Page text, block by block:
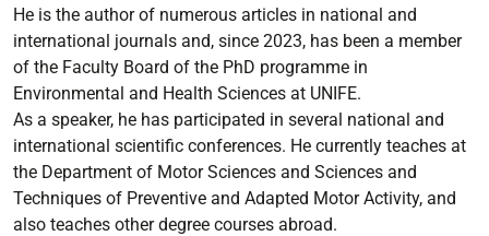
He is the author of numerous articles in national and
international journals and, since 2023, has been a member
of the Faculty Board of the PhD programme in
Environmental and Health Sciences at UNIFE.
As a speaker, he has participated in several national and
international scientific conferences. He currently teaches at
the Department of Motor Sciences and Sciences and
Techniques of Preventive and Adapted Motor Activity, and
also teaches other degree courses abroad.